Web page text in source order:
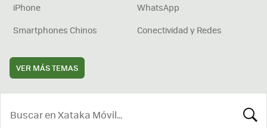
iPhone
WhatsApp
Smartphones Chinos
Conectividad y Redes
VER MÁS TEMAS